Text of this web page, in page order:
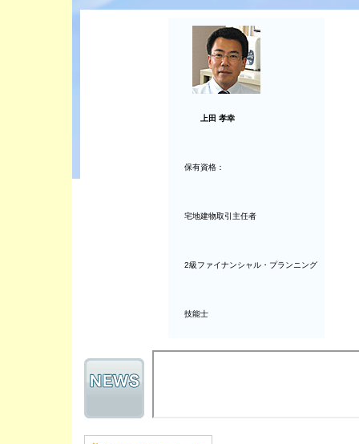
上田 孝幸
保有資格：
宅地建物取引主任者
2級ファイナンシャル・プランニング
技能士